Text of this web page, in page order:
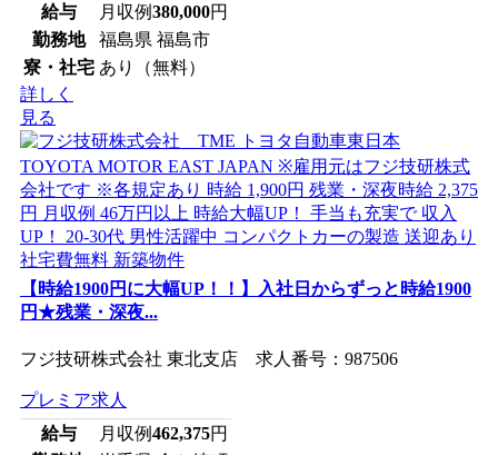
給与
月収例380,000円
勤務地
福島県 福島市
寮・社宅 あり（無料）
詳しく
見る
【時給1900円に大幅UP！！】入社日からずっと時給1900
円★残業・深夜...
フジ技研株式会社 東北支店 求人番号：987506
プレミア求人
給与
月収例462,375円